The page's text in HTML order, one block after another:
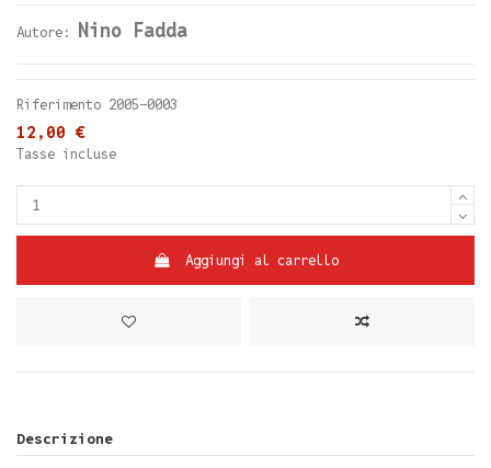
Autore: Nino Fadda
Riferimento 2005-0003
12,00 €
Tasse incluse
Aggiungi al carrello
Descrizione